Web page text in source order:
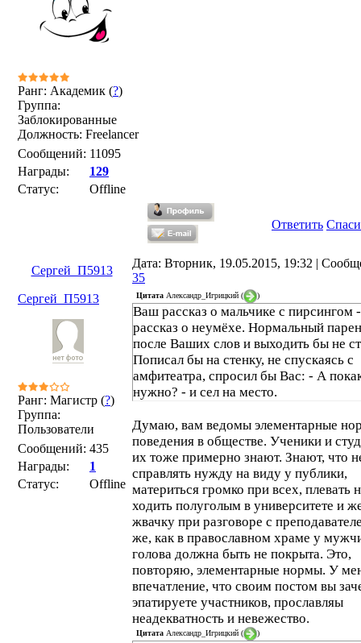
Ранг: Академик (?)
Группа:
Заблокированные
Должность: Freelancer
Сообщений: 11095
Награды:
129
Статус:
Offline
Ответить
Сергей_П5913
Дата: Вторник, 19.05.2015, 19:32 |
35
Сергей_П5913
Ранг: Магистр (?)
Группа:
Пользователи
Сообщений: 435
Награды:
1
Статус:
Offline
Цитата Александр_Игрицкий ( )
Ваш рассказ о мальчике с пирсингом
рассказ о неумёхе. Нормальный
после Ваших слов и выходить бы не
Пописал бы на стенку, не спускаясь с
амфитеатра, спросил бы Вас: - А
нужно? - и сел на место.
Думаю, вам ведомы элементарные
поведения в обществе. Ученики и
их тоже примерно знают. Знают, что
справлять нужду на виду у публики,
материться громко при всех, плевать
ходить полуголым в университете и
жвачку при разговоре с
же, как в православном храме у
голова должна быть не покрыта. Это,
повторяю, элементарные нормы. У
впечатление, что своим постом вы
эпатируете участников, прославляы
неадекватность и невежество.
Цитата Александр_Игрицкий ( )